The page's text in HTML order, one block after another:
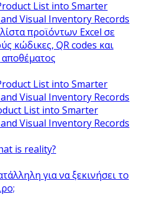
προϊόντων Excel σε
κώδικες, QR codes και
List into Smarter
Visual Inventory Records
is reality?
για να ξεκινήσει το